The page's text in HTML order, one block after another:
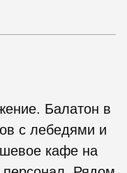
Балатон в
с лебедями и
кафе на